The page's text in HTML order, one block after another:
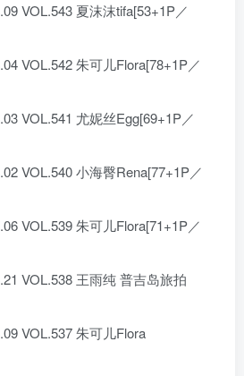
VOL.543 夏沫沫tifa[53+1P／
VOL.542 朱可儿Flora[78+1P／
VOL.541 尤妮丝Egg[69+1P／
VOL.540 小海臀Rena[77+1P／
VOL.539 朱可儿Flora[71+1P／
VOL.538 王雨纯 普吉岛旅拍
VOL.537 朱可儿Flora